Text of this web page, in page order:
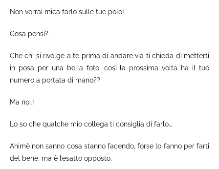
Non vorrai mica farlo sulle tue polo!
Cosa pensi?
Che chi si rivolge a te prima di andare via ti chieda di metterti
in posa per una bella foto, così la prossima volta ha il tuo
numero a portata di mano??
Ma no…!
Lo so che qualche mio collega ti consiglia di farlo…
Ahimè non sanno cosa stanno facendo, forse lo fanno per farti
del bene, ma è l’esatto opposto.